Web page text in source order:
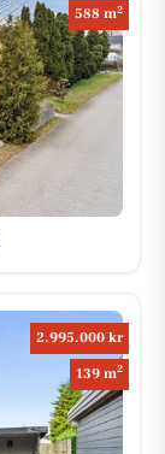
588 m2
2.995.000 kr
139 m2